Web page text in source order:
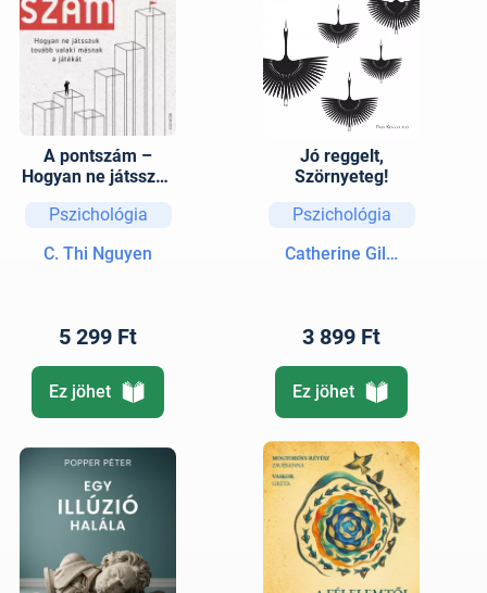
A pontszám –
Hogyan ne játsszuk
másnak a játékát
Pszichológia
C. Thi Nguyen
5 299 Ft
Ez jöhet
Jó reggelt,
Szörnyeteg!
Pszichológia
Catherine Gildiner
3 899 Ft
Ez jöhet